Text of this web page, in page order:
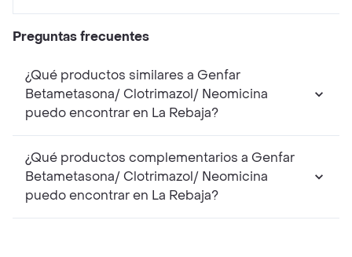
Preguntas frecuentes
¿Qué productos similares a Genfar
Betametasona/ Clotrimazol/ Neomicina
puedo encontrar en La Rebaja?
¿Qué productos complementarios a Genfar
Betametasona/ Clotrimazol/ Neomicina
puedo encontrar en La Rebaja?